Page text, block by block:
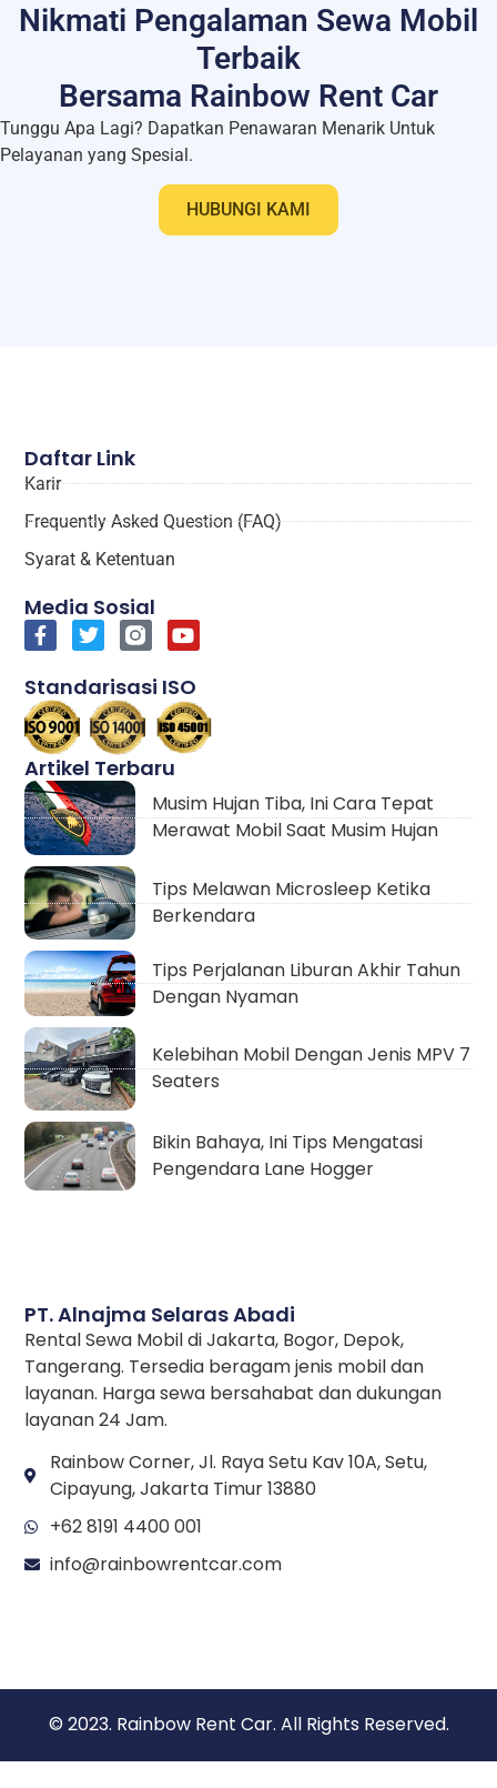
Nikmati Pengalaman Sewa Mobil
Terbaik
Bersama Rainbow Rent Car
Tunggu Apa Lagi? Dapatkan Penawaran Menarik Untuk
Pelayanan yang Spesial.
HUBUNGI KAMI
PT. Alnajma Selaras Abadi
Rental Sewa Mobil di Jakarta, Bogor, Depok,
Tangerang. Tersedia beragam jenis mobil dan
layanan. Harga sewa bersahabat dan dukungan
layanan 24 Jam.
Rainbow Corner, Jl. Raya Setu Kav 10A, Setu,
Cipayung, Jakarta Timur 13880
+62 8191 4400 001
info@rainbowrentcar.com
Artikel Terbaru
Musim Hujan Tiba, Ini Cara Tepat
Merawat Mobil Saat Musim Hujan
Tips Melawan Microsleep Ketika
Berkendara
Tips Perjalanan Liburan Akhir Tahun
Dengan Nyaman
Kelebihan Mobil Dengan Jenis MPV 7
Seaters
Bikin Bahaya, Ini Tips Mengatasi
Pengendara Lane Hogger
Daftar Link
Karir
Frequently Asked Question (FAQ)
Syarat & Ketentuan
Media Sosial
Standarisasi ISO
© 2023. Rainbow Rent Car. All Rights Reserved.